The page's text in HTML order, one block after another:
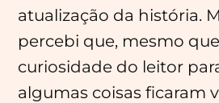
atualização da história.
percebi que, mesmo
curiosidade do leitor
algumas coisas ficaram